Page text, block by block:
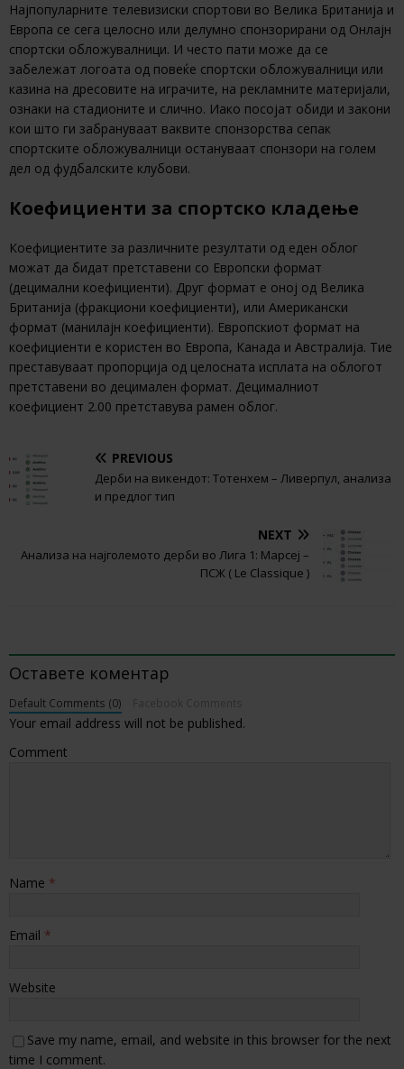
Најпопуларните телевизиски спортови во Велика Британија и
Европа се сега целосно или делумно спонзорирани од Онлајн
спортски обложувалници. И често пати може да се
забележат логоата од повеќе спортски обложувалници или
казина на дресовите на играчите, на рекламните материјали,
ознаки на стадионите и слично. Иако посојат обиди и закони
кои што ги забрануваат ваквите спонзорства сепак
спортските обложувалници остануваат спонзори на голем
дел од фудбалските клубови.
Коефициенти за спортско кладење
Коефициентите за различните резултати од еден облог
можат да бидат претставени со Европски формат
(децимални коефициенти). Друг формат е оној од Велика
Британија (фракциони коефициенти), или Американски
формат (манилајн коефициенти). Европскиот формат на
коефициенти е користен во Европа, Канада и Австралија. Тие
преставуваат пропорција од целосната исплата на облогот
претставени во децимален формат. Децималниот
коефициент 2.00 претставува рамен облог.
PREVIOUS
Дерби на викендот: Тотенхем – Ливерпул, анализа
и предлог тип
NEXT
Анализа на најголемото дерби во Лига 1: Марсеј –
ПСЖ ( Le Classique )
Оставете коментар
Default Comments (0)
Your email address will not be published.
Comment
Name *
Email *
Website
Save my name, email, and website in this browser for the next
time I comment.